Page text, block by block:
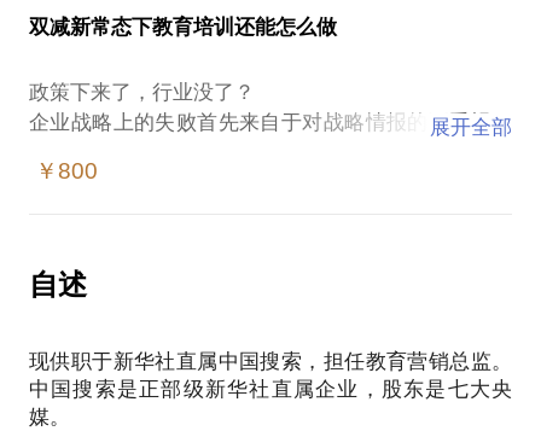
大机构是否是我能够抱的大腿？
我在在国际教育领域创业、从业8年。曾担任纽交所上
CEO。相信在这些方面能为你提供帮助。 我愿意与你
分享的内容包括：
帮助你认识行业现状；
帮助你检查预算的合理性；
PS.在选择与我见面前，请把你的问题更具体化。毕
竟一小时的谈话只能解决一个小问题。请把你的问题
提前发给我，方便我做更精确的准备，提升见面效
双减新常态下教育培训还能怎么做
政策下来了，行业没了？
企业战略上的失败首先来自于对战略情报的不重视。
了。
展开全部
￥800
自述
现供职于新华社直属中国搜索，担任教育营销总监。
中国搜索是正部级新华社直属企业，股东是七大央
媒。